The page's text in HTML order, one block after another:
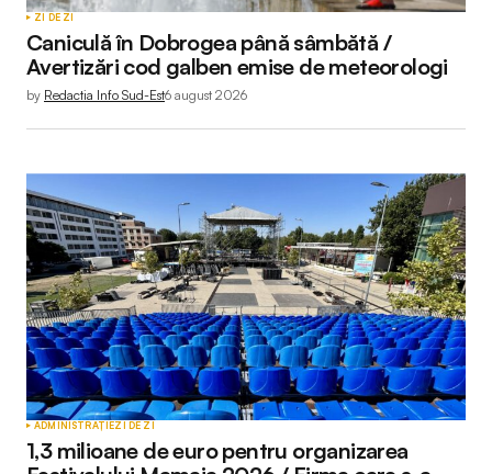
ZI DE ZI
Caniculă în Dobrogea până sâmbătă /
Avertizări cod galben emise de meteorologi
by Redactia Info Sud-Est6 august 2026
ADMINISTRAȚIEZI DE ZI
1,3 milioane de euro pentru organizarea